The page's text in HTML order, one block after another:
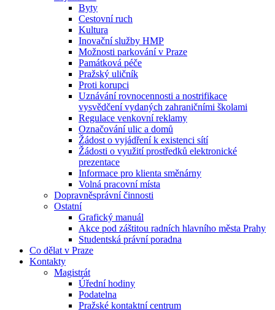
Byty
Cestovní ruch
Kultura
Inovační služby HMP
Možnosti parkování v Praze
Památková péče
Pražský uličník
Proti korupci
Uznávání rovnocennosti a nostrifikace
vysvědčení vydaných zahraničními školami
Regulace venkovní reklamy
Označování ulic a domů
Žádost o vyjádření k existenci sítí
Žádosti o využití prostředků elektronické
prezentace
Informace pro klienta směnárny
Volná pracovní místa
Dopravněsprávní činnosti
Ostatní
Grafický manuál
Akce pod záštitou radních hlavního města Prahy
Studentská právní poradna
Co dělat v Praze
Kontakty
Magistrát
Úřední hodiny
Podatelna
Pražské kontaktní centrum